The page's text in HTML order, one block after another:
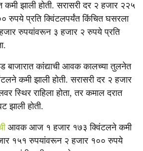
कमी झाली होती. सरासरी दर २ हजार २२५
रुपये प्रति क्विंटलपर्यंत किंचित घसरला
रुपयांवरून ३ हजार २ रुपये प्रति
बाजारात कांद्याची आवक कालच्या तुलनेत
कमी झाली होती. सरासरी दर २ हजार
स्थिर राहिला होता, तर कमाल दरात
होती.
आवक आज १ हजार १७३ क्विंटलने कमी
१५१ रुपयांवरून २ हजार १०० रुपये